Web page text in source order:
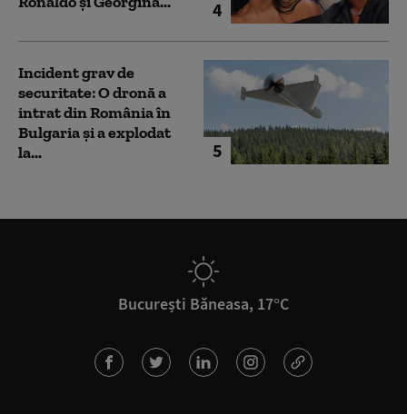
4
5
Incident grav de
securitate: O dronă a
intrat din România în
Bulgaria şi a explodat
la...
București Băneasa, 17°C